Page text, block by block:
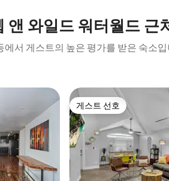
앤 와일드 워터월드 근
에서 게스트의 높은 평가를 받은 숙소
게스트 선호
게스트 선호